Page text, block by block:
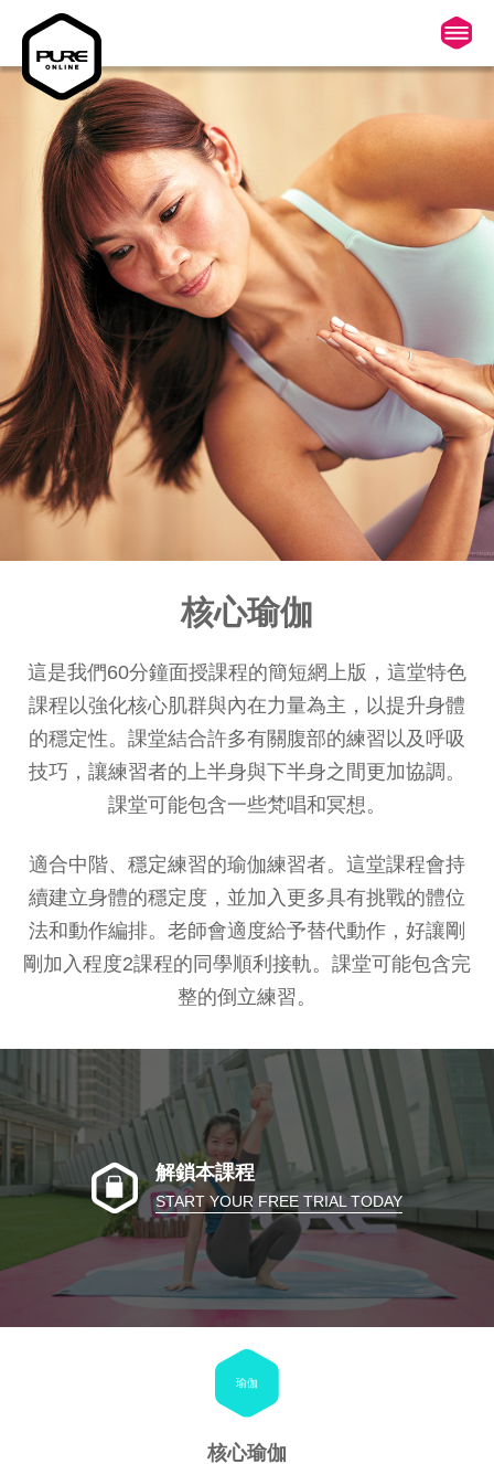
核心瑜伽
這是我們60分鐘面授課程的簡短網上版，這堂特色
課程以強化核心肌群與內在力量為主，以提升身體
的穩定性。課堂結合許多有關腹部的練習以及呼吸
技巧，讓練習者的上半身與下半身之間更加協調。
課堂可能包含一些梵唱和冥想。
適合中階、穩定練習的瑜伽練習者。這堂課程會持
續建立身體的穩定度，並加入更多具有挑戰的體位
法和動作編排。老師會適度給予替代動作，好讓剛
剛加入程度2課程的同學順利接軌。課堂可能包含完
整的倒立練習。
解鎖本課程
START YOUR FREE TRIAL TODAY
瑜伽
核心瑜伽